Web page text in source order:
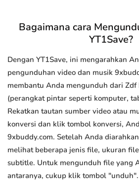
Bagaimana cara
YT1Save?
Dengan YT1Save, ini mengarahkan
pengunduhan video dan musik
membantu Anda mengunduh dari Zdf
(perangkat pintar seperti komputer,
Rekatkan tautan sumber video atau
konversi dan klik tombol konversi,
9xbuddy.com. Setelah Anda
melihat beberapa jenis file, ukuran
subtitle. Untuk mengunduh file yang
antaranya, cukup klik tombol "unduh".